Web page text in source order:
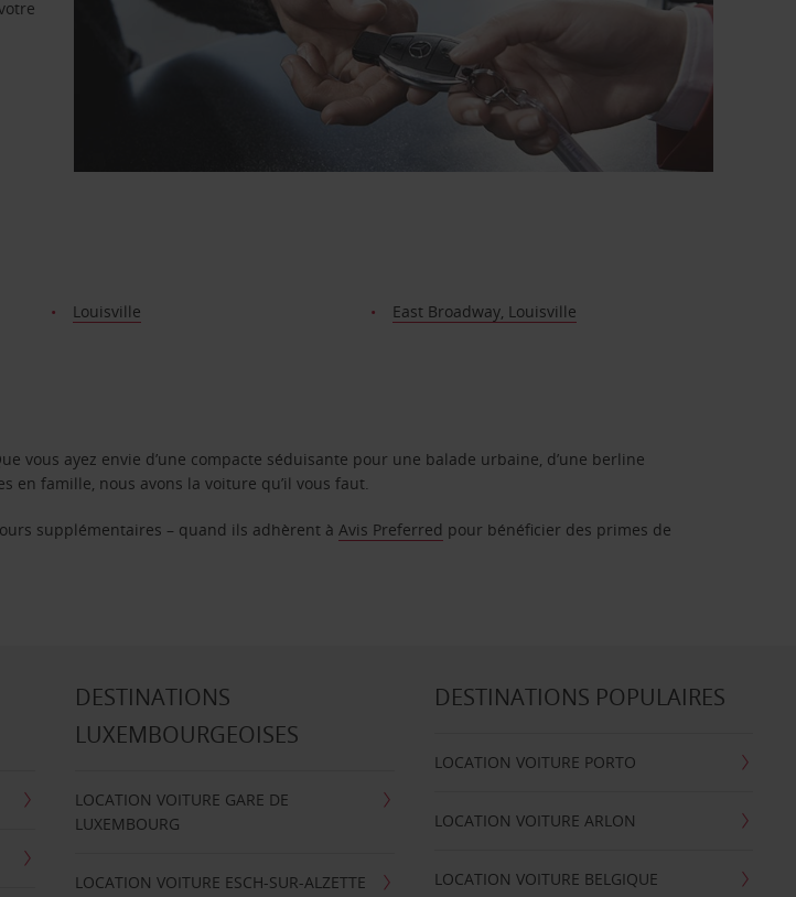
Louisville
East Broadway, Louisville
vous ayez envie d’une compacte séduisante pour une balade urbaine, d’une berline
en famille, nous avons la voiture qu’il vous faut.
supplémentaires – quand ils adhèrent àAvis Preferred pour bénéficier des primes de
DESTINATIONS
LUXEMBOURGEOISES
LOCATION VOITURE GARE DE
LUXEMBOURG
LOCATION VOITURE ESCH-SUR-ALZETTE
DESTINATIONS POPULAIRES
LOCATION VOITURE PORTO
LOCATION VOITURE ARLON
LOCATION VOITURE BELGIQUE